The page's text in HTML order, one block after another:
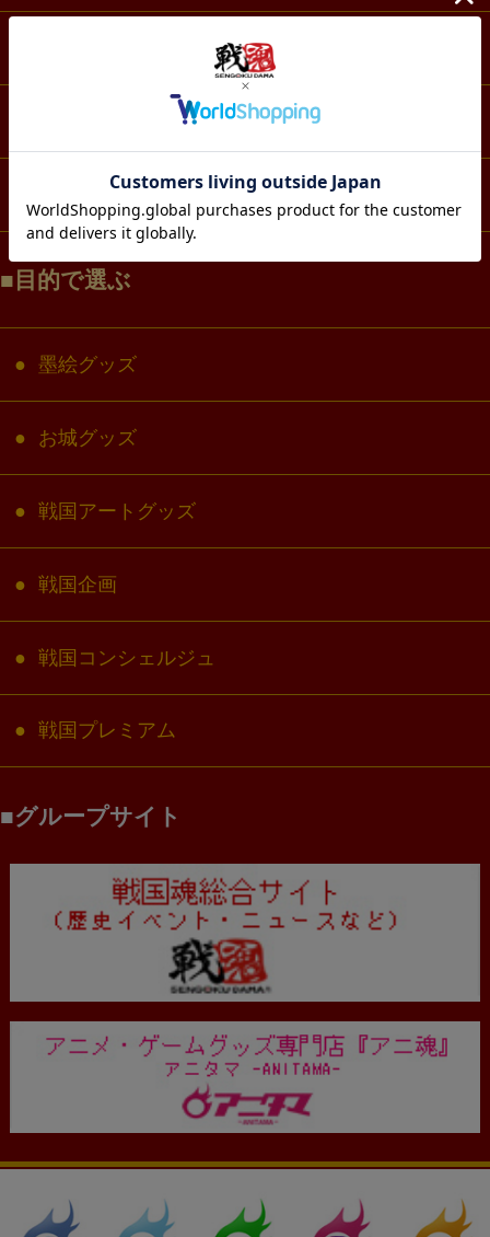
スマホ・IT・メディア
コラボ・キャラクター
目的で選ぶ
墨絵グッズ
お城グッズ
戦国アートグッズ
戦国企画
戦国コンシェルジュ
戦国プレミアム
グループサイト